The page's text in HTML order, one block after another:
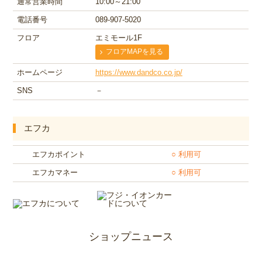
電話番号 089-907-5020
フロア エミモール1F
フロアMAPを見る
ホームページ https://www.dandco.co.jp/
SNS －
エフカ
エフカポイント ○ 利用可
エフカマネー ○ 利用可
ショップニュース